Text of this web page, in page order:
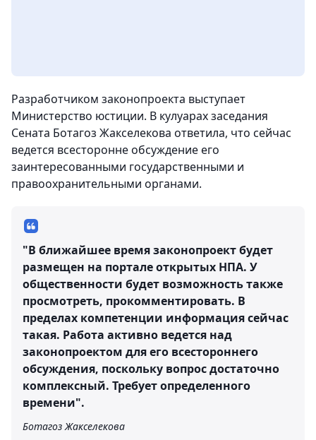
Разработчиком законопроекта выступает
Министерство юстиции. В кулуарах заседания
Сената Ботагоз Жакселекова ответила, что сейчас
ведется всесторонне обсуждение его
заинтересованными государственными и
правоохранительными органами.
"В ближайшее время законопроект будет
размещен на портале открытых НПА. У
общественности будет возможность также
просмотреть, прокомментировать. В
пределах компетенции информация сейчас
такая. Работа активно ведется над
законопроектом для его всестороннего
обсуждения, поскольку вопрос достаточно
комплексный. Требует определенного
времени".
Ботагоз Жакселекова